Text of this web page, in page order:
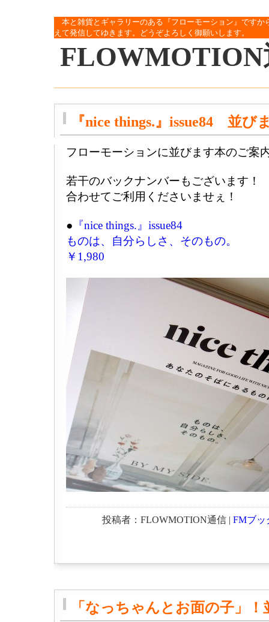
本と雑貨とギャラリーのある『フローモーション』です
えて発信してゆきます。どうぞよろしく御願いします。
FLOWMOTION
『nice things.』issue84 並
フローモーションに並びます本のご案
若干のバックナンバーもございます！
合わせてご利用くださいませぇ！
● 『nice things.』issue84
ものは、自分らしさ、そのもの。
￥1,980
投稿者：FLOWMOTION通信 | FMブッ
「なっちゃんとお面の子」